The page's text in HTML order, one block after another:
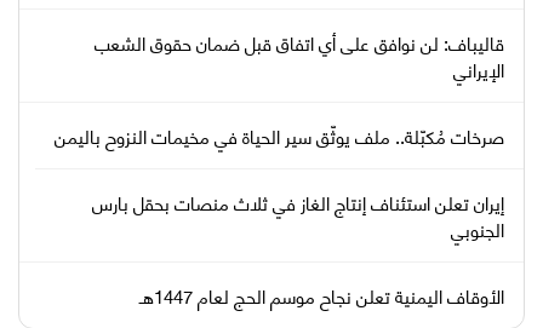
قاليباف: لن نوافق على أي اتفاق قبل ضمان حقوق الشعب
الإيراني
صرخات مُكبّلة.. ملف يوثّق سير الحياة في مخيمات النزوح باليمن
إيران تعلن استئناف إنتاج الغاز في ثلاث منصات بحقل بارس
الجنوبي
الأوقاف اليمنية تعلن نجاح موسم الحج لعام 1447هـ